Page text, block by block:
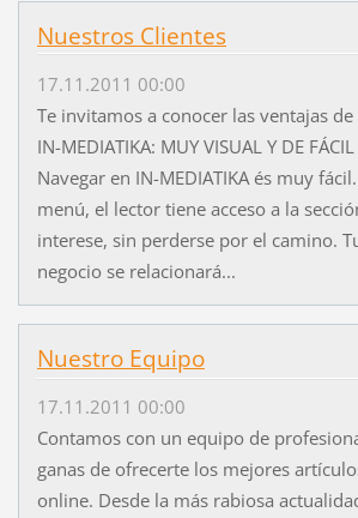
Nuestros Clientes
17.11.2011 00:00
Te invitamos a conocer las ventajas
IN-MEDIATIKA: MUY VISUAL Y DE
Navegar en IN-MEDIATIKA és muy
menú, el lector tiene acceso a la
interese, sin perderse por el camino.
negocio se relacionará...
Nuestro Equipo
17.11.2011 00:00
Contamos con un equipo de
ganas de ofrecerte los mejores
online. Desde la más rabiosa